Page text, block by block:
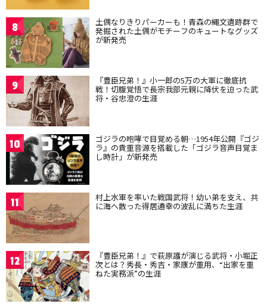
8 土偶なりきりパーカーも！青森の縄文遺跡群で
発掘された土偶がモチーフのキュートなグッズ
が新発売
9 『豊臣兄弟！』小一郎の5万の大軍に徹底抗
戦！切腹覚悟で長宗我部元親に降伏を迫った武
将・谷忠澄の生涯
10 ゴジラの咆哮で目覚める朝…1954年公開『ゴジ
ラ』の貴重音源を搭載した「ゴジラ音声目覚ま
し時計」が新発売
11 村上水軍を率いた戦国武将！幼い弟を支え、共
に海へ散った得居通幸の波乱に満ちた生涯
12 『豊臣兄弟！』で萩原護が演じる武将・小堀正
次とは？秀長・秀吉・家康が重用、“出家を重
ねた実務派”の生涯